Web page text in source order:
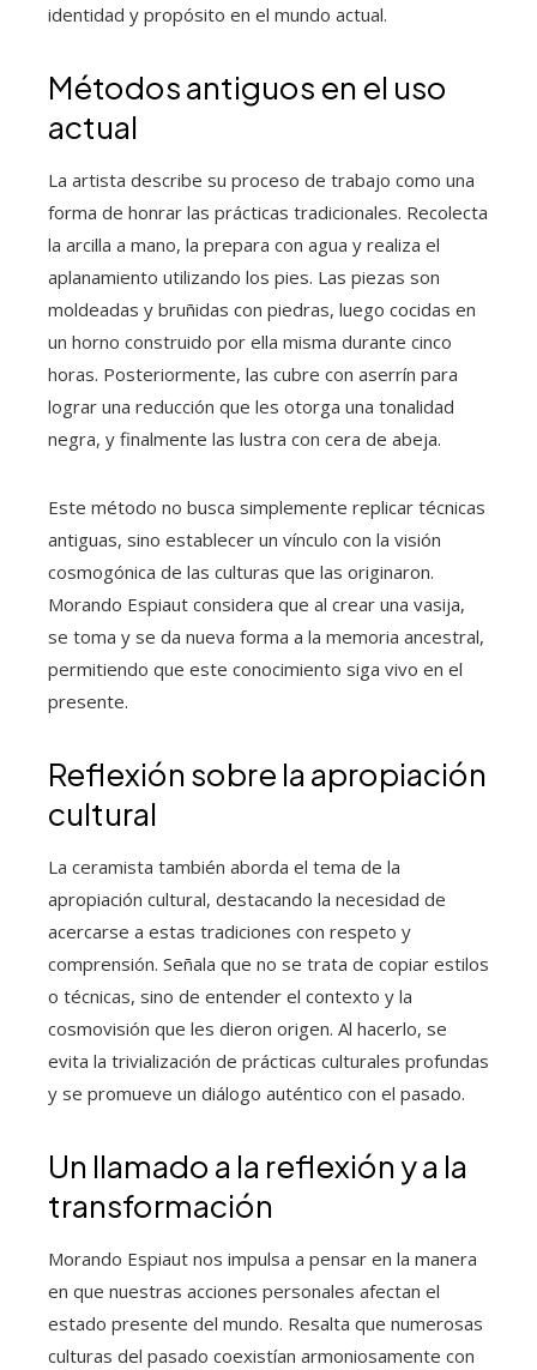
identidad y propósito en el mundo actual.
Métodos antiguos en el uso
actual
La artista describe su proceso de trabajo como una
forma de honrar las prácticas tradicionales. Recolecta
la arcilla a mano, la prepara con agua y realiza el
aplanamiento utilizando los pies. Las piezas son
moldeadas y bruñidas con piedras, luego cocidas en
un horno construido por ella misma durante cinco
horas. Posteriormente, las cubre con aserrín para
lograr una reducción que les otorga una tonalidad
negra, y finalmente las lustra con cera de abeja.
Este método no busca simplemente replicar técnicas
antiguas, sino establecer un vínculo con la visión
cosmogónica de las culturas que las originaron.
Morando Espiaut considera que al crear una vasija,
se toma y se da nueva forma a la memoria ancestral,
permitiendo que este conocimiento siga vivo en el
presente.
Reflexión sobre la apropiación
cultural
La ceramista también aborda el tema de la
apropiación cultural, destacando la necesidad de
acercarse a estas tradiciones con respeto y
comprensión. Señala que no se trata de copiar estilos
o técnicas, sino de entender el contexto y la
cosmovisión que les dieron origen. Al hacerlo, se
evita la trivialización de prácticas culturales profundas
y se promueve un diálogo auténtico con el pasado.
Un llamado a la reflexión y a la
transformación
Morando Espiaut nos impulsa a pensar en la manera
en que nuestras acciones personales afectan el
estado presente del mundo. Resalta que numerosas
culturas del pasado coexistían armoniosamente con